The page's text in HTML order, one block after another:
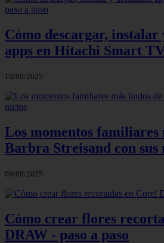
Cómo descargar,
apps en Hitachi Smart
10/09/2025
Los momentos familiares
Barbra Streisand con sus
09/09/2025
Cómo crear flores
DRAW - paso a paso